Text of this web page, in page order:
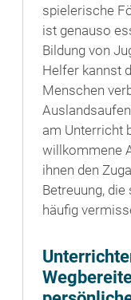
spielerische
ist genauso
Bildung von
Helfer kannst
Menschen
am Unterricht
willkommene
ihnen den
Betreuung,
häufig